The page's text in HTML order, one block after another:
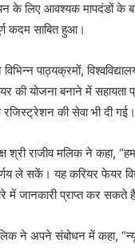
के लिए आवश्यक मापदंडों के
कदम साबित हुआ।
ने विभिन्न पाठ्यक्रमों,
योजना बनाने में सहायता
की सेवा भी दी गई।
राजीव मलिक ने कहा,
ले सकें। यह करियर फेयर
में जानकारी प्राप्त कर सकते
ने अपने संबोधन में कहा, “न्यू